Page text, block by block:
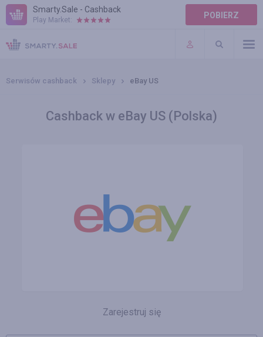
Smarty.Sale - Cashback
Play Market: POBIERZ
POMOC
WARUNKI
Serwisów cashback Sklepy eBay US
Cashback w eBay US (Polska)
Zarejestruj się